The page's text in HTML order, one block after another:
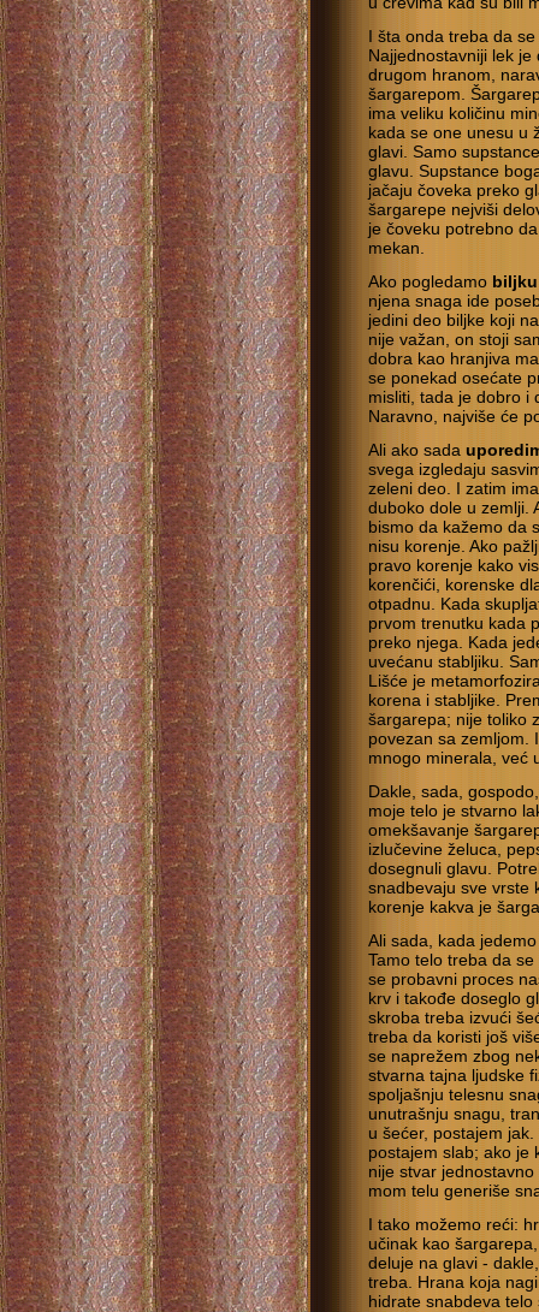
I šta onda treba da
Najjednostavniji lek
drugom hranom,
šargarepom.
ima veliku količinu
kada se one unesu u
glavi. Samo
glavu. Supstance
jačaju čoveka preko
šargarepe nejviši
je čoveku potrebno
mekan.
Ako pogledamo
njena snaga ide
jedini deo biljke koji
nije važan, on stoji
dobra kao hranjiva
se ponekad osećate
misliti, tada je dobro i
Naravno, najviše će
Ali ako sada
svega izgledaju
zeleni deo. I zatim
duboko dole u zemlji.
bismo da kažemo da
nisu korenje. Ako
pravo korenje kako
korenčići, korenske
otpadnu. Kada
prvom trenutku kada
preko njega. Kada
uvećanu stabljiku.
Lišće je
korena i stabljike.
šargarepa; nije toliko
povezan sa zemljom.
mnogo minerala, već
Dakle, sada,
moje telo je stvarno
omekšavanje
izlučevine želuca,
dosegnuli glavu.
snadbevaju sve vrste
korenje kakva je
Ali sada, kada
Tamo telo treba da
se probavni proces
krv i takođe doseglo
skroba treba izvući
treba da koristi još
se naprežem zbog
stvarna tajna ljudske
spoljašnju telesnu
unutrašnju snagu,
u šećer, postajem
postajem slab; ako je
nije stvar
mom telu generiše
I tako možemo reći:
učinak kao
deluje na glavi -
treba. Hrana koja
hidrate snabdeva